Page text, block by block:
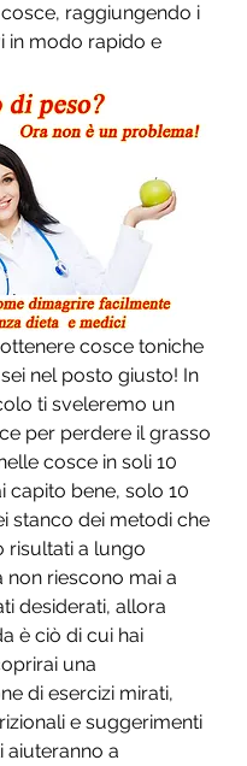
raggiungendo i
in modo rapido e
cosce toniche
nel posto giusto! In
ti sveleremo un
per perdere il grasso
cosce in soli 10
capito bene, solo 10
stanco dei metodi che
risultati a lungo
non riescono mai a
desiderati, allora
è ciò di cui hai
una
di esercizi mirati,
e suggerimenti
aiuteranno a